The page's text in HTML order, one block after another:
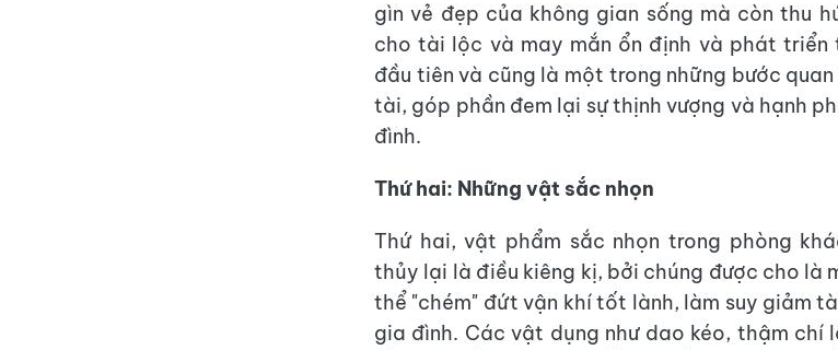
gìn vẻ đẹp của không gian sống mà còn thu
cho tài lộc và may mắn ổn định và phát triển
đầu tiên và cũng là một trong những bước
tài, góp phần đem lại sự thịnh vượng và hạnh
đình.
Thứ hai: Những vật sắc nhọn
Thứ hai, vật phẩm sắc nhọn trong phòng
thủy lại là điều kiêng kị, bởi chúng được cho là
thể "chém" đứt vận khí tốt lành, làm suy giảm
gia đình. Các vật dụng như dao kéo, thậm